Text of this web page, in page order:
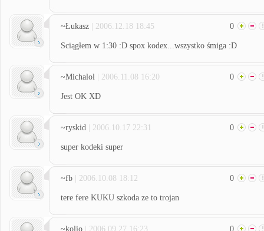
~Łukasz | 2006.12.18 18:45 0
Sciągłem w 1:30 :D spox kodex...wszystko śmiga :D
~Michalol | 2006.11.08 16:20 0
Jest OK XD
~ryskid | 2006.10.17 22:31 0
super kodeki super
~fb | 2006.10.08 18:12 0
tere fere KUKU szkoda ze to trojan
~kolio | 2006.09.27 16:23 0